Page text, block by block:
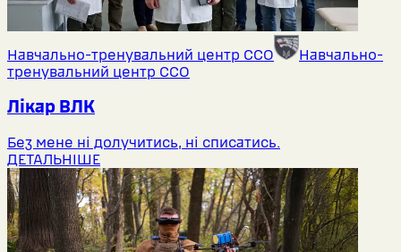
Навчально-тренувальний центр ССО
Навчально-
тренувальний центр ССО
Лікар ВЛК
Без мене ні долучитись, ні списатись.
ДЕТАЛЬНІШЕ